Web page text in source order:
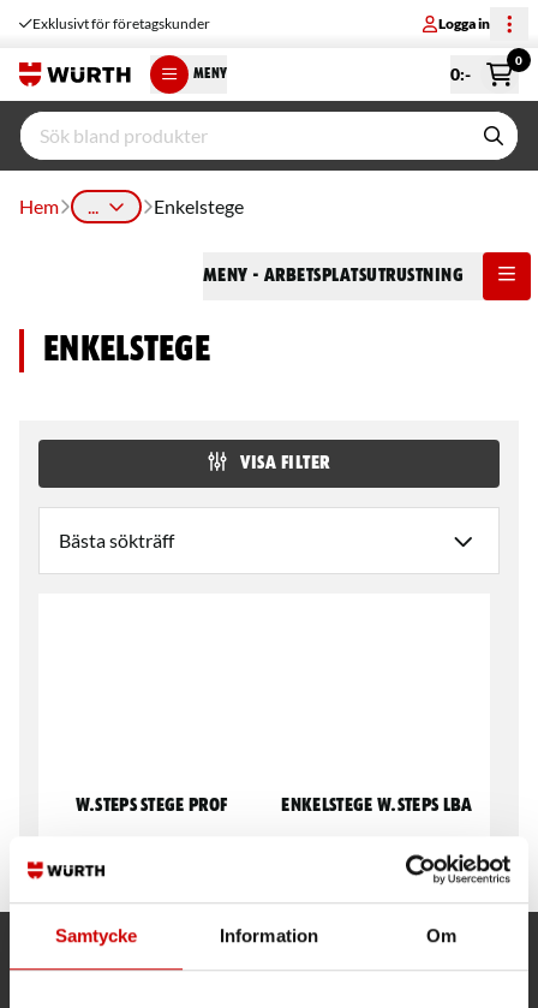
Samtycke Information Om
Exklusivt för företagskunder Logga in
MENY 0:-
0
Hem ... Enkelstege
Meny - Arbetsplatsutrustning
Enkelstege
VISA FILTER
W.steps stege PROF Enkelstege W.steps LBA
Kund- och orderfrågor